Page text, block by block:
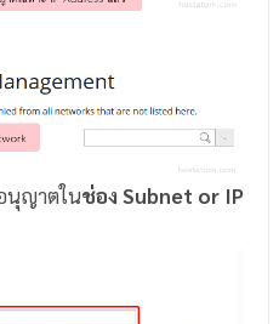
นุญาตในช่อง Subnet or IP